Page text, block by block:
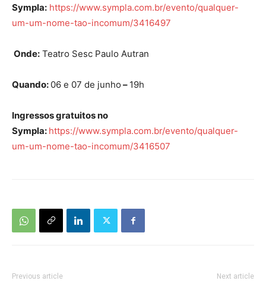
Sympla: https://www.sympla.com.br/evento/qualquer-
um-um-nome-tao-incomum/3416497
Onde: Teatro Sesc Paulo Autran
Quando: 06 e 07 de junho – 19h
Ingressos gratuitos no
Sympla: https://www.sympla.com.br/evento/qualquer-
um-um-nome-tao-incomum/3416507
Previous article Next article